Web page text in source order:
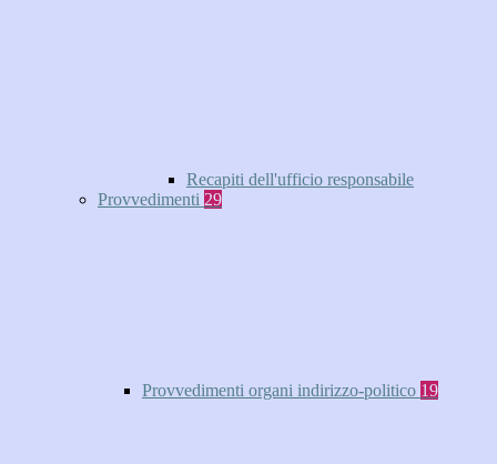
Recapiti dell'ufficio responsabile
Provvedimenti 29
Provvedimenti organi indirizzo-politico 19